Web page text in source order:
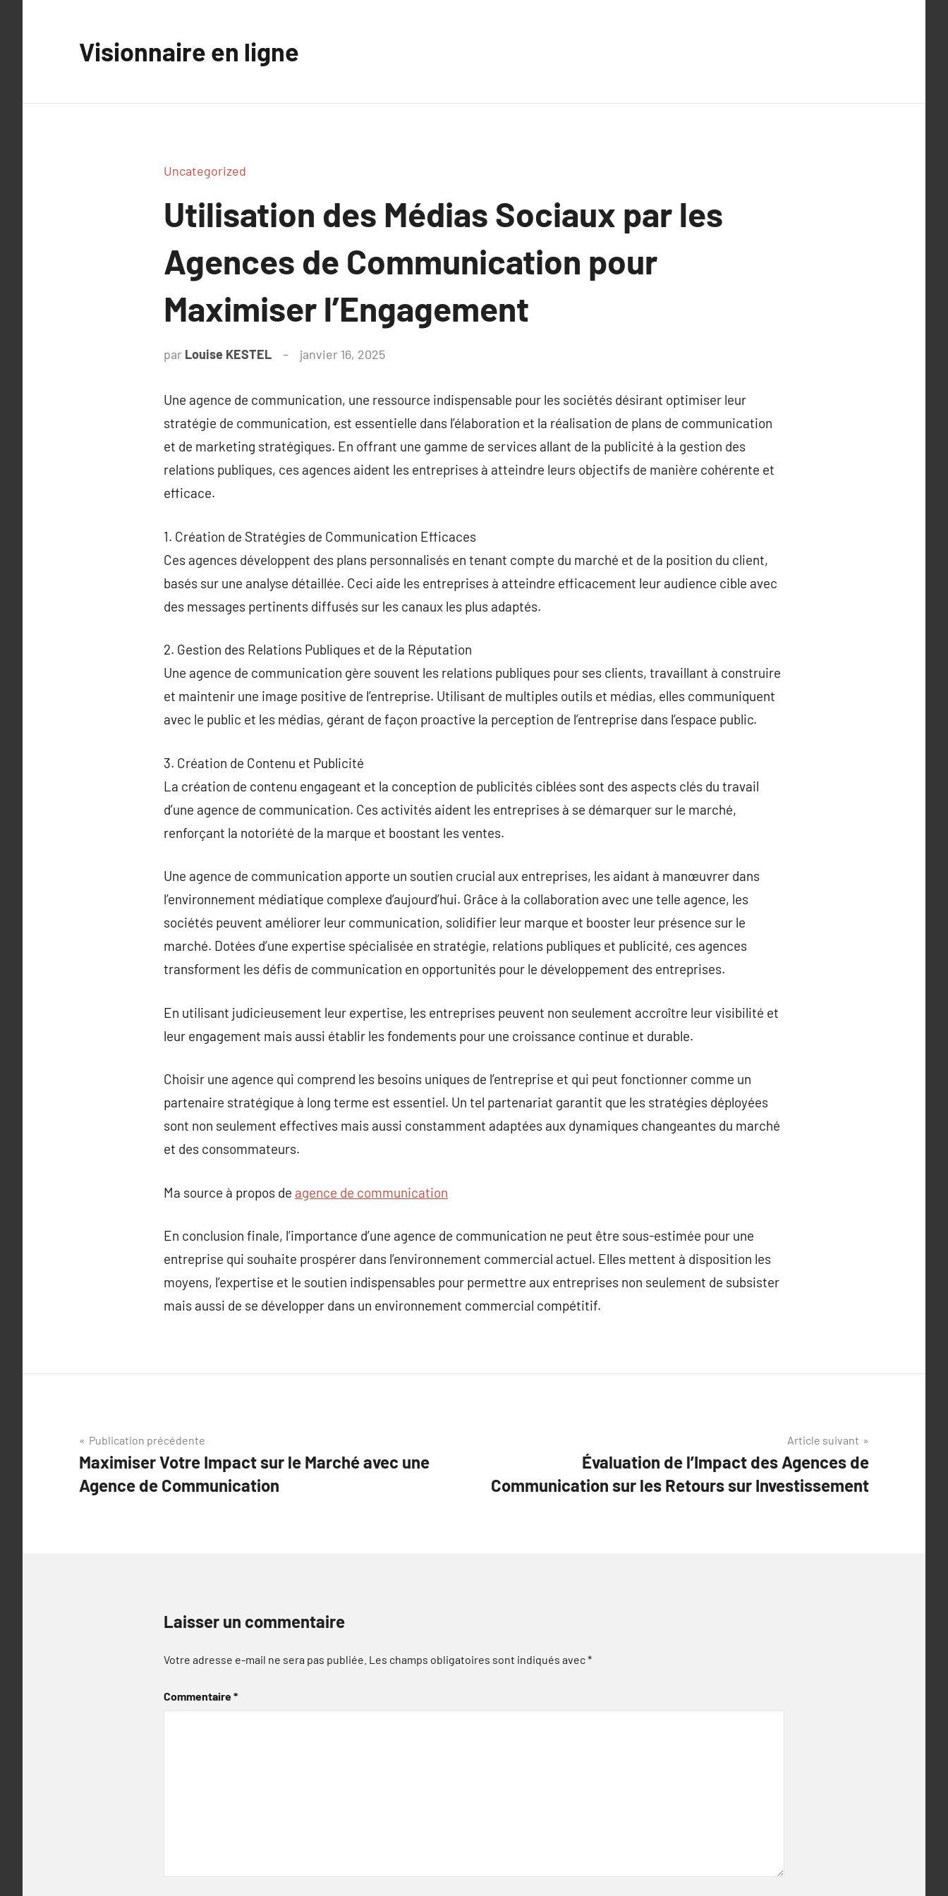
Visionnaire en ligne
Uncategorized
Utilisation des Médias Sociaux par les
Agences de Communication pour
Maximiser l’Engagement
par Louise KESTEL janvier 16, 2025
Une agence de communication, une ressource indispensable pour les sociétés désirant optimiser leur
stratégie de communication, est essentielle dans l’élaboration et la réalisation de plans de communication
et de marketing stratégiques. En offrant une gamme de services allant de la publicité à la gestion des
relations publiques, ces agences aident les entreprises à atteindre leurs objectifs de manière cohérente et
efficace.
1. Création de Stratégies de Communication Efficaces
Ces agences développent des plans personnalisés en tenant compte du marché et de la position du client,
basés sur une analyse détaillée. Ceci aide les entreprises à atteindre efficacement leur audience cible avec
des messages pertinents diffusés sur les canaux les plus adaptés.
2. Gestion des Relations Publiques et de la Réputation
Une agence de communication gère souvent les relations publiques pour ses clients, travaillant à construire
et maintenir une image positive de l’entreprise. Utilisant de multiples outils et médias, elles communiquent
avec le public et les médias, gérant de façon proactive la perception de l’entreprise dans l’espace public.
3. Création de Contenu et Publicité
La création de contenu engageant et la conception de publicités ciblées sont des aspects clés du travail
d’une agence de communication. Ces activités aident les entreprises à se démarquer sur le marché,
renforçant la notoriété de la marque et boostant les ventes.
Une agence de communication apporte un soutien crucial aux entreprises, les aidant à manœuvrer dans
l’environnement médiatique complexe d’aujourd’hui. Grâce à la collaboration avec une telle agence, les
sociétés peuvent améliorer leur communication, solidifier leur marque et booster leur présence sur le
marché. Dotées d’une expertise spécialisée en stratégie, relations publiques et publicité, ces agences
transforment les défis de communication en opportunités pour le développement des entreprises.
En utilisant judicieusement leur expertise, les entreprises peuvent non seulement accroître leur visibilité et
leur engagement mais aussi établir les fondements pour une croissance continue et durable.
Choisir une agence qui comprend les besoins uniques de l’entreprise et qui peut fonctionner comme un
partenaire stratégique à long terme est essentiel. Un tel partenariat garantit que les stratégies déployées
sont non seulement effectives mais aussi constamment adaptées aux dynamiques changeantes du marché
et des consommateurs.
Ma source à propos de agence de communication
En conclusion finale, l’importance d’une agence de communication ne peut être sous-estimée pour une
entreprise qui souhaite prospérer dans l’environnement commercial actuel. Elles mettent à disposition les
moyens, l’expertise et le soutien indispensables pour permettre aux entreprises non seulement de subsister
mais aussi de se développer dans un environnement commercial compétitif.
Navigation
de
l’article
Publication précédente
Maximiser Votre Impact sur le Marché avec une
Agence de Communication
Article suivant
Évaluation de l’Impact des Agences de
Communication sur les Retours sur Investissement
Laisser un commentaire
Votre adresse e-mail ne sera pas publiée. Les champs obligatoires sont indiqués avec*
Commentaire*